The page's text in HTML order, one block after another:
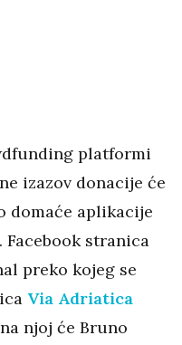
platformi
izazov donacije će
aplikacije
Facebook stranica
preko kojeg se
Via Adriatica
njoj će Bruno